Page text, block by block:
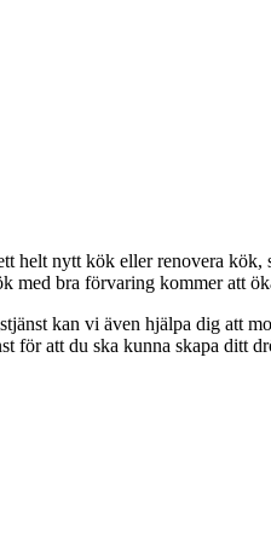
helt nytt kök eller renovera
med bra förvaring kommer att
kan vi även hjälpa dig att
för att du ska kunna skapa ditt